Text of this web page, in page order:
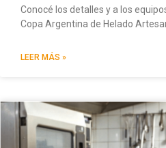
Conocé los detalles y a los
Copa Argentina de Helado
LEER MÁS »